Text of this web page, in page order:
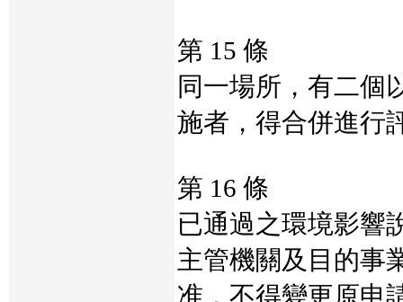
第 15 條
同一場所，有二個
施者，得合併進行
第 16 條
已通過之環境影響
主管機關及目的事
准，不得變更原申